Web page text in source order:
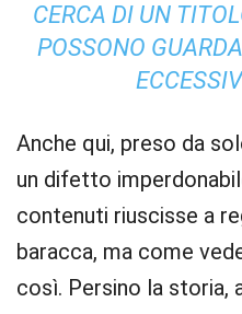
CERCA DI UN
POSSONO
Anche qui, preso da
un difetto
contenuti riuscisse a
baracca, ma come
così. Persino la storia,